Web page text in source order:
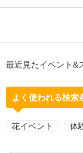
最近見たイベント&
よく使われる検索
花イベント 体